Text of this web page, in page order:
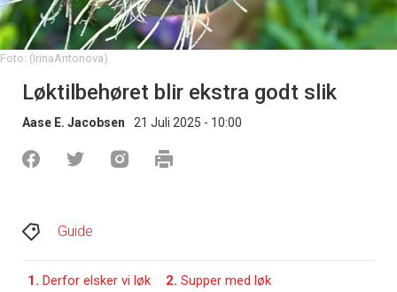
Foto: (IrinaAntonova)
Løktilbehøret blir ekstra godt slik
Aase E. Jacobsen 21 Juli 2025 - 10:00
Guide
1. Derfor elsker vi løk 2. Supper med løk